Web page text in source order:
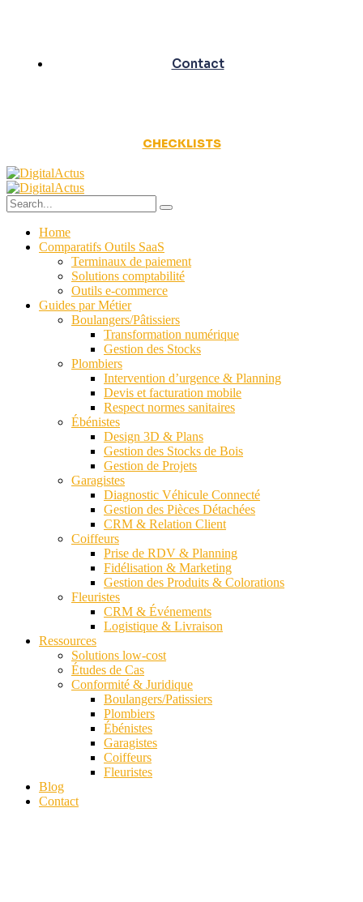
Contact
CHECKLISTS
Home
Comparatifs Outils SaaS
Terminaux de paiement
Solutions comptabilité
Outils e-commerce
Guides par Métier
Boulangers/Pâtissiers
Transformation numérique
Gestion des Stocks
Plombiers
Intervention d’urgence & Planning
Devis et facturation mobile
Respect normes sanitaires
Ébénistes
Design 3D & Plans
Gestion des Stocks de Bois
Gestion de Projets
Garagistes
Diagnostic Véhicule Connecté
Gestion des Pièces Détachées
CRM & Relation Client
Coiffeurs
Prise de RDV & Planning
Fidélisation & Marketing
Gestion des Produits & Colorations
Fleuristes
CRM & Événements
Logistique & Livraison
Ressources
Solutions low-cost
Études de Cas
Conformité & Juridique
Boulangers/Patissiers
Plombiers
Ébénistes
Garagistes
Coiffeurs
Fleuristes
Blog
Contact